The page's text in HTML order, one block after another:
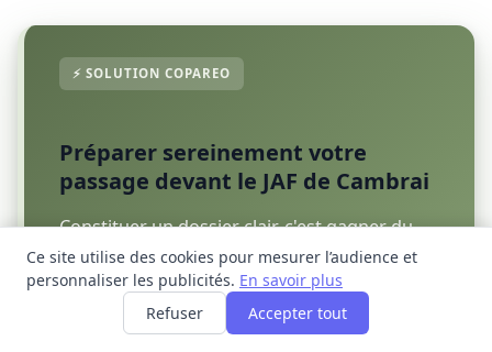
Préparer sereinement votre
passage devant le JAF de Cambrai
Constituer un dossier clair, c'est gagner du
temps à l'audience et faciliter le travail du
juge. Copareo accompagne les parents
séparés dans la documentation de leur
quotidien, à partir de 6,90 €/mois.
Ce site utilise des cookies pour mesurer l’audience et
personnaliser les publicités. En savoir plus
Refuser
Accepter tout